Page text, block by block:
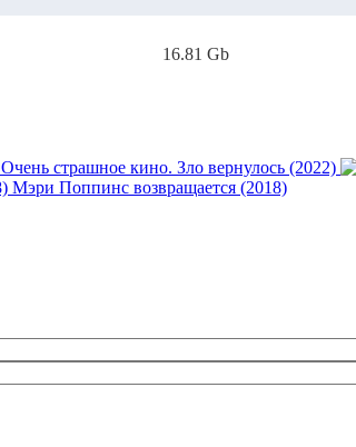
16.81 Gb
Очень страшное кино. Зло вернулось (2022)
Мэри Поппинс возвращается (2018)